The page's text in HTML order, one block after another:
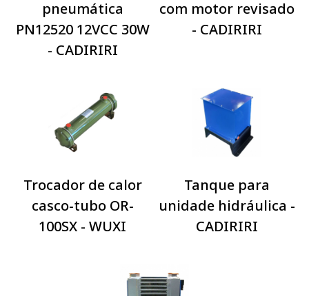
pneumática
PN12520 12VCC 30W
- CADIRIRI
com motor revisado
- CADIRIRI
Trocador de calor
casco-tubo OR-
100SX - WUXI
Tanque para
unidade hidráulica -
CADIRIRI